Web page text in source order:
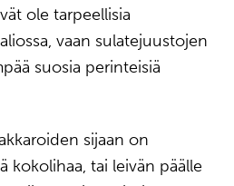
ole tarpeellisia
vaan sulatejuustojen
suosia perinteisiä
sijaan on
kokolihaa, tai leivän päälle